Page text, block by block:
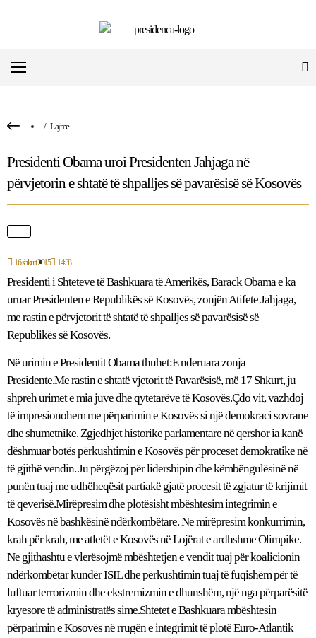
.../ Lajme
Presidenti Obama uroi Presidenten Jahjaga në
përvjetorin e shtatë të shpalljes së pavarësisë së Kosovës
16 shkurt 2015 14:38
Presidenti i Shteteve të Bashkuara të Amerikës, Barack Obama e ka
uruar Presidenten e Republikës së Kosovës, zonjën Atifete Jahjaga,
me rastin e përvjetorit të shtatë të shpalljes së pavarësisë së
Republikës së Kosovës.
Në urimin e Presidentit Obama thuhet:E nderuara zonja
Presidente,Me rastin e shtatë vjetorit të Pavarësisë, më 17 Shkurt, ju
shpreh urimet e mia juve dhe qytetarëve të Kosovës.Çdo vit, vazhdoj
të impresionohem me përparimin e Kosovës si një demokraci sovrane
dhe shumetnike. Zgjedhjet historike parlamentare në qershor ia kanë
dëshmuar botës përkushtimin e Kosovës për proceset demokratike në
të gjithë vendin. Ju përgëzoj për lidershipin dhe këmbëngulësinë në
punën tuaj me udhëheqësit partiakë gjatë procesit të zgjatur të krijimit
të qeverisë.Mirëpresim dhe plotësisht mbështesim integrimin e
Kosovës në bashkësinë ndërkombëtare. Ne mirëpresim konkurrimin,
krah për krah, me atletët e Kosovës në Lojërat e ardhshme Olimpike.
Ne gjithashtu e vlerësojmë mbështetjen e vendit tuaj për koalicionin
ndërkombëtar kundër ISIL dhe përkushtimin tuaj të fuqishëm për të
luftuar terrorizmin dhe ekstremizmin e dhunshëm, një nga përparësitë
kryesore të administratës sime.Shtetet e Bashkuara mbështesin
përparimin e Kosovës në rrugën e integrimit të plotë Euro-Atlantik